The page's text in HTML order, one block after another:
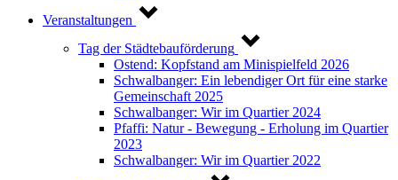
Veranstaltungen
Tag der Städtebauförderung
Ostend: Kopfstand am Minispielfeld 2026
Schwalbanger: Ein lebendiger Ort für eine starke
Gemeinschaft 2025
Schwalbanger: Wir im Quartier 2024
Pfaffi: Natur - Bewegung - Erholung im Quartier
2023
Schwalbanger: Wir im Quartier 2022